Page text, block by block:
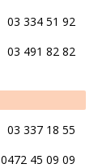
03 334 51 92
03 491 82 82
03 337 18 55
0472 45 09 09